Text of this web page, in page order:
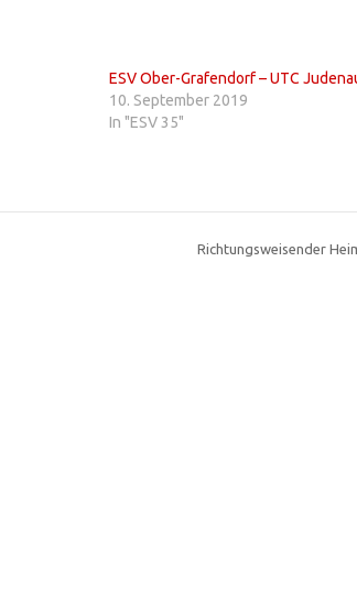
ESV Ober-Grafendorf – UTC
10. September 2019
In "ESV 35"
Richtungsweisender